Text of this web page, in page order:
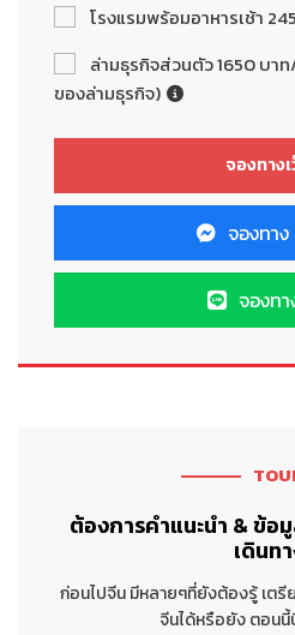
โรงแรมพร้อมอาหารเช้า
ล่ามธุรกิจส่วนตัว 1650 บาท
ของล่ามธุรกิจ)
จองทา
จองท
ต้องการคำแนะนำ & ข้อ
เดินท
ก่อนไปจีน มีหลายๆที่ยังต้องรู้ เต
จีนได้หรือยัง ตอน